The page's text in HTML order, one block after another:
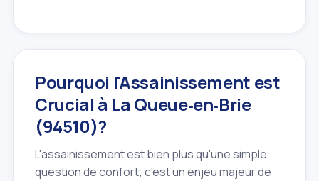
Pourquoi l'Assainissement est
Crucial à La Queue‑en‑Brie
(94510)?
L'assainissement est bien plus qu'une simple
question de confort; c'est un enjeu majeur de